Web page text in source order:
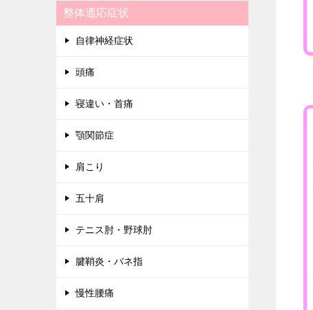
整体適応症状
自律神経症状
頭痛
寝違い・首痛
顎関節症
肩こり
五十肩
テニス肘・野球肘
腱鞘炎・バネ指
慢性腰痛